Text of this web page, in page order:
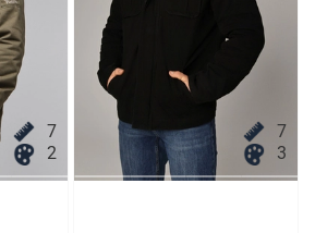
7
2
7
3